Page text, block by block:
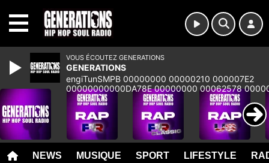
NEWS MUSIQUE SPORT LIFESTYLE
VOUS ÉCOUTEZ GENERATIONS
GENERATIONS
engiTunSMPB 00000000 00000210 000007E2
00000000000DA78E 00000000 00062578
00000000 00000000 00000000 00000000